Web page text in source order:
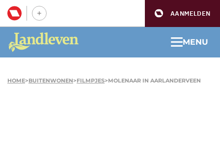
AANMELDEN
MENU
HOME>BUITENWONEN>FILMPJES>MOLENAAR IN AARLANDERVEEN